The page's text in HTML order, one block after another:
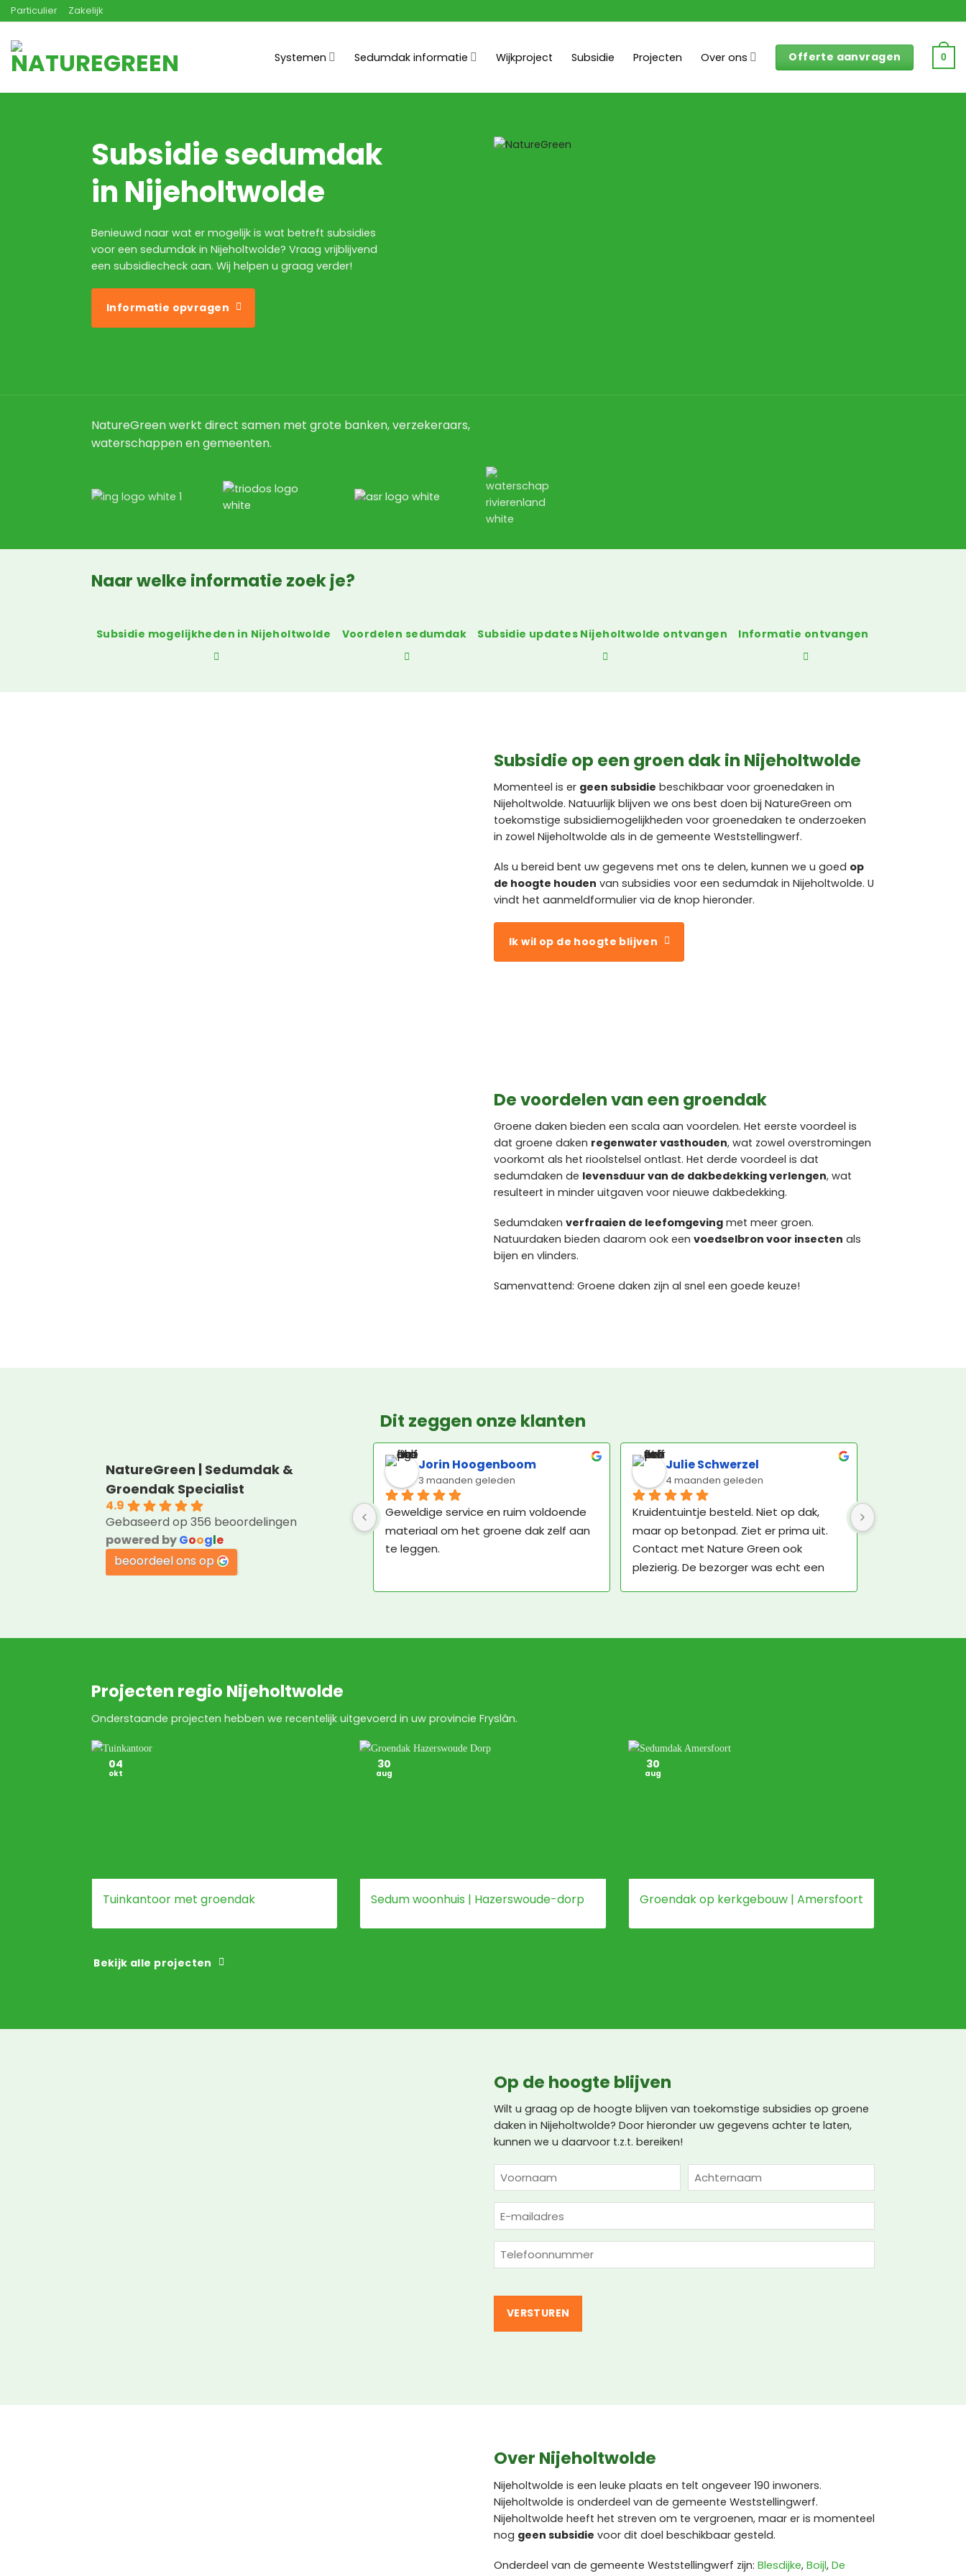
Ga
naar
inhoud
Particulier Zakelijk
Systemen Sedumdak informatie Wijkproject Subsidie Projecten Over ons Offerte aanvragen 0
Subsidie sedumdak
in Nijeholtwolde
Benieuwd naar wat er mogelijk is wat betreft subsidies
voor een sedumdak in Nijeholtwolde? Vraag vrijblijvend
een subsidiecheck aan. Wij helpen u graag verder!
Informatie opvragen
NatureGreen werkt direct samen met grote banken, verzekeraars,
waterschappen en gemeenten.
Naar welke informatie zoek je?
Subsidie mogelijkheden in Nijeholtwolde Voordelen sedumdak Subsidie updates Nijeholtwolde ontvangen Informatie ontvangen
Subsidie op een groen dak in Nijeholtwolde
Momenteel is er geen subsidie beschikbaar voor groenedaken in
Nijeholtwolde. Natuurlijk blijven we ons best doen bij NatureGreen om
toekomstige subsidiemogelijkheden voor groenedaken te onderzoeken
in zowel Nijeholtwolde als in de gemeente Weststellingwerf.
Als u bereid bent uw gegevens met ons te delen, kunnen we u goed op
de hoogte houden van subsidies voor een sedumdak in Nijeholtwolde. U
vindt het aanmeldformulier via de knop hieronder.
Ik wil op de hoogte blijven
De voordelen van een groendak
Groene daken bieden een scala aan voordelen. Het eerste voordeel is
dat groene daken regenwater vasthouden, wat zowel overstromingen
voorkomt als het rioolstelsel ontlast. Het derde voordeel is dat
sedumdaken de levensduur van de dakbedekking verlengen, wat
resulteert in minder uitgaven voor nieuwe dakbedekking.
Sedumdaken verfraaien de leefomgeving met meer groen.
Natuurdaken bieden daarom ook een voedselbron voor insecten als
bijen en vlinders.
Samenvattend: Groene daken zijn al snel een goede keuze!
Dit zeggen onze klanten
NatureGreen | Sedumdak &
Groendak Specialist
4.9
Gebaseerd op 356 beoordelingen
powered byGoogle
beoordeel ons op
R P Dijkstra
2 maanden geleden
Een kundig en professioneel bedrijf,
met vriendelijk personeel! Klasse!
Jorin Hoogenboom
3 maanden geleden
Geweldige service en ruim voldoende
materiaal om het groene dak zelf aan
te leggen.
Julie Schwerzel
4 maanden geleden
Kruidentuintje besteld. Niet op dak,
maar op betonpad. Ziet er prima uit.
Contact met Nature Green ook
plezierig. De bezorger was echt een
Projecten regio Nijeholtwolde
Onderstaande projecten hebben we recentelijk uitgevoerd in uw provincie Fryslân.
Tuinkantoor met groendak
04
okt
Sedum woonhuis | Hazerswoude-dorp
30
aug
Groendak op kerkgebouw | Amersfoort
30
aug
Bekijk alle projecten
Op de hoogte blijven
Wilt u graag op de hoogte blijven van toekomstige subsidies op groene
daken in Nijeholtwolde? Door hieronder uw gegevens achter te laten,
kunnen we u daarvoor t.z.t. bereiken!
NAAM
(VEREIST)
Voornaam Achternaam
E-
mailadres
(Vereist)
Telefoon
(Vereist)
Over Nijeholtwolde
Nijeholtwolde is een leuke plaats en telt ongeveer 190 inwoners.
Nijeholtwolde is onderdeel van de gemeente Weststellingwerf.
Nijeholtwolde heeft het streven om te vergroenen, maar er is momenteel
nog geen subsidie voor dit doel beschikbaar gesteld.
Onderdeel van de gemeente Weststellingwerf zijn: Blesdijke, Boijl, De